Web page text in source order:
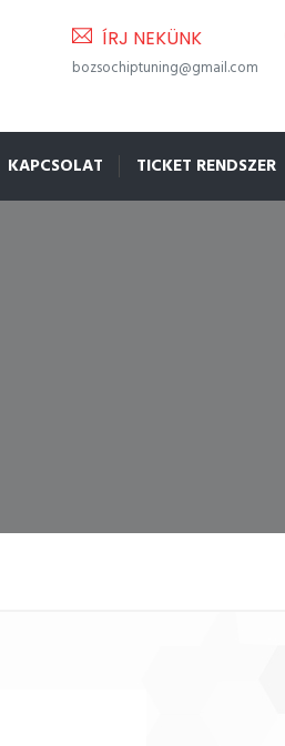
ÍRJ NEKÜNK
bozsochiptuning@gmail.com
KAPCSOLAT TICKET RENDSZER